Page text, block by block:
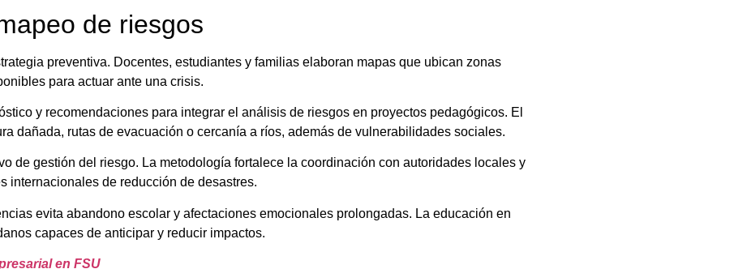
de riesgos
preventiva. Docentes, estudiantes y familias elaboran mapas que ubican zonas
para actuar ante una crisis.
y recomendaciones para integrar el análisis de riesgos en proyectos pedagógicos. El
dañada, rutas de evacuación o cercanía a ríos, además de vulnerabilidades sociales.
de gestión del riesgo. La metodología fortalece la coordinación con autoridades locales y
internacionales de reducción de desastres.
evita abandono escolar y afectaciones emocionales prolongadas. La educación en
capaces de anticipar y reducir impactos.
en FSU